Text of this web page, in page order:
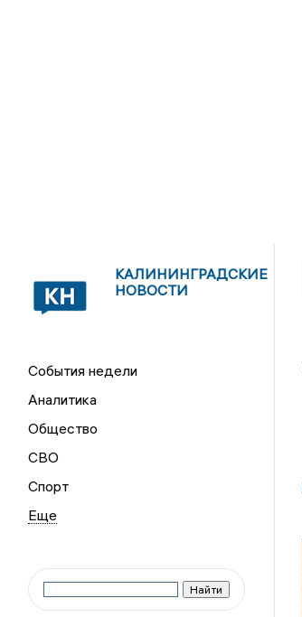
КАЛИНИНГРАДСКИЕ
НОВОСТИ
События недели
Аналитика
Общество
СВО
Спорт